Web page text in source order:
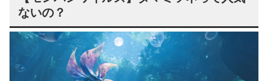
ないの？